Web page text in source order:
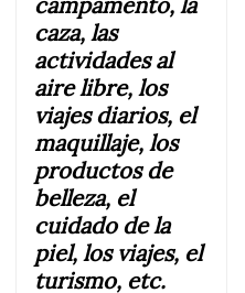
caza, las
actividades al
aire libre, los
viajes diarios, el
maquillaje, los
productos de
belleza, el
cuidado de la
piel, los viajes, el
turismo, etc.